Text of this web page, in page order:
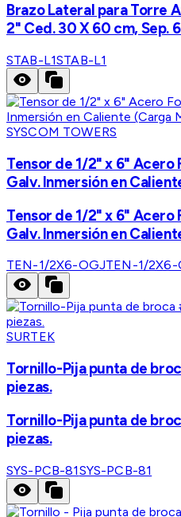
Brazo Lateral para Torre
2" Ced. 30 X 60 cm, Sep.
STAB-L1STAB-L1
SYSCOM TOWERS
Tensor de 1/2" x 6"
Galv. Inmersión en
Tensor de 1/2" x 6"
Galv. Inmersión en
TEN-1/2X6-OGJTEN-1/2X6-
SURTEK
Tornillo-Pija punta de
piezas.
Tornillo-Pija punta de
piezas.
SYS-PCB-81SYS-PCB-81